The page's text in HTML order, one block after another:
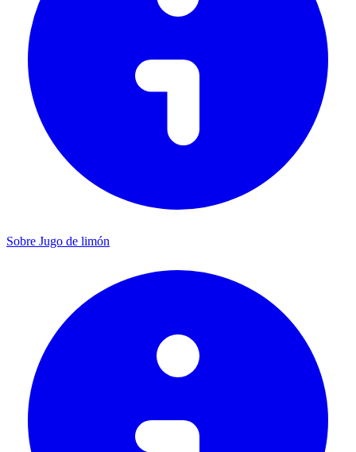
Sobre Jugo de limón